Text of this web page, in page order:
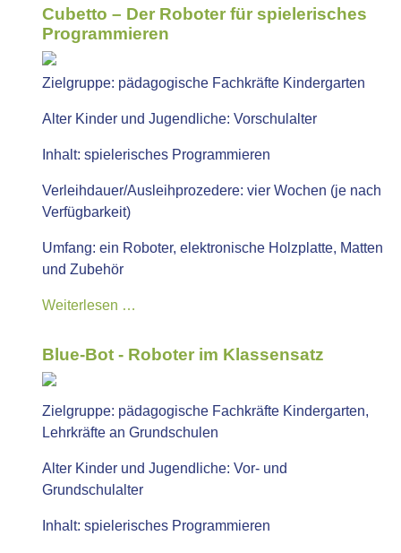
Cubetto – Der Roboter für spielerisches
Programmieren
Zielgruppe: pädagogische Fachkräfte Kindergarten
Alter Kinder und Jugendliche: Vorschulalter
Inhalt: spielerisches Programmieren
Verleihdauer/Ausleihprozedere: vier Wochen (je nach
Verfügbarkeit)
Umfang: ein Roboter, elektronische Holzplatte, Matten
und Zubehör
Weiterlesen …
Blue-Bot - Roboter im Klassensatz
Zielgruppe: pädagogische Fachkräfte Kindergarten,
Lehrkräfte an Grundschulen
Alter Kinder und Jugendliche: Vor- und
Grundschulalter
Inhalt: spielerisches Programmieren